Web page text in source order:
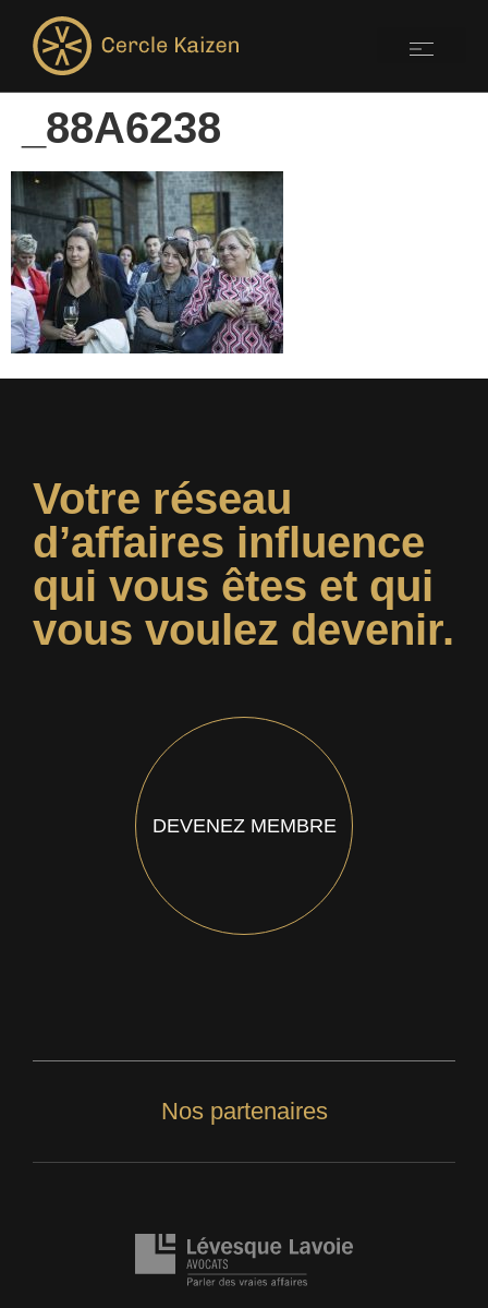
_88A6238
Votre réseau
d’affaires influence
qui vous êtes et qui
vous voulez devenir.
DEVENEZ MEMBRE
Nos partenaires